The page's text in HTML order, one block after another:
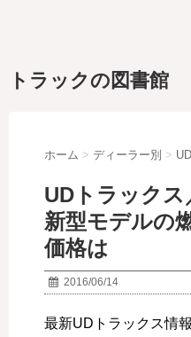
トラックの図書館
ホーム > ディーラー別 >
UDトラック
新型モデルの
価格は
2016/06/14
最新UDトラックス情